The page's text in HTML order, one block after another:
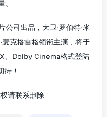
公司出品，大卫·罗伯特·米
麦克格雷格领衔主演，将于
、Dolby Cinema格式登陆
待！
请联系删除